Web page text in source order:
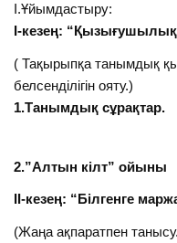
І.Ұйымдастыру:
І-кезең:
( Тақырыпқа танымдық
белсенділігін ояту.)
2.”Алтын кілт” ойыны
ІІ-кезең:
(Жаңа ақпаратпен